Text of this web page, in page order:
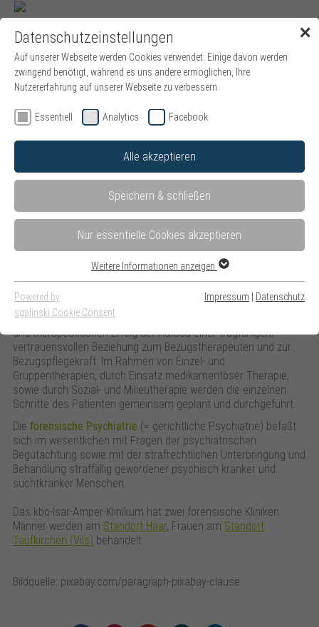
Menü
Forensische Psychiatrie und
Psychotherapie
Der Maßregelvollzug hat neben der Therapie strafrechtlich
untergebrachter psychisch kranker bzw. suchtkranker
Patienten die gesetzliche Aufgabe ihrer Sicherung, sowohl nach
außen hin für die Gesellschaft als auch nach innen für
Mitarbeiterinnen und Mitarbeiter, Mitpatienten und den
Patienten selbst. Nach Außen wird dies überwiegend durch
neueste Sicherheitstechnik, aber auch durch multiprofessionell
reflektierte und mehrfach überprüfte schrittweise
Vollzugslockerungen umgesetzt. Innerhalb der Klinik ist die
wesentliche Voraussetzung für ein hohes Maß an Sicherheit
und therapeutischen Erfolg der Aufbau einer tragfähigen,
vertrauensvollen Beziehung zum Bezugstherapeuten und zur
Bezugspflegekraft. Im Rahmen von Einzel- und
Gruppentherapien, durch Einsatz medikamentöser Therapie,
sowie durch Sozial- und Milieutherapie werden die einzelnen
Schritte des Patienten gemeinsam geplant und durchgeführt.
Dieforensische Psychiatrie (= gerichtliche Psychiatrie) befaßt
sich im wesentlichen mit Fragen der psychiatrischen
Begutachtung sowie mit der strafrechtlichen Unterbringung und
Behandlung straffällig gewordener psychisch kranker und
suchtkranker Menschen.
Das kbo-Isar-Amper-Klinikum hat zwei forensische Kliniken:
Männer werden am Standort Haar, Frauen am Standort
Taufkirchen (Vils) behandelt.
Bildquelle: pixabay.com/paragraph-pixabay-clause
✕
Datenschutzeinstellungen
Auf unserer Webseite werden Cookies verwendet. Einige davon werden
zwingend benötigt, während es uns andere ermöglichen, Ihre
Nutzererfahrung auf unserer Webseite zu verbessern.
Essentiell Analytics Facebook
Alle akzeptieren
Speichern & schließen
Nur essentielle Cookies akzeptieren
Weitere Informationen anzeigen
Powered by
sgalinski Cookie Consent
Impressum Datenschutz